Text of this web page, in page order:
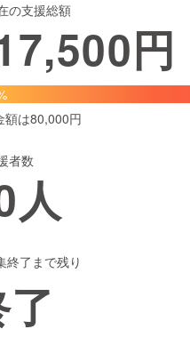
ファッション
ケア
の支援総額
円
額は80,000円
者数
人
終了まで残り